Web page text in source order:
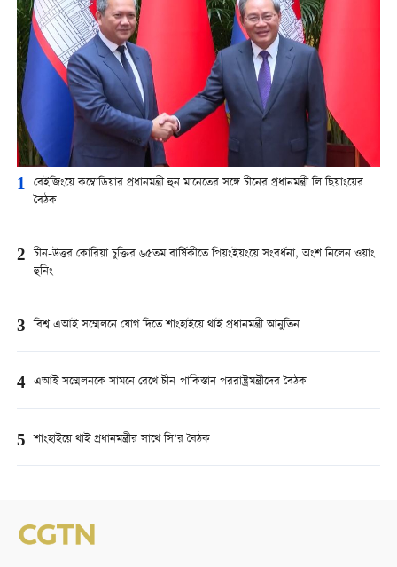
1 বেইজিংয়ে কম্বোডিয়ার প্রধানমন্ত্রী হুন মানেতের সঙ্গে চীনের প্রধানমন্ত্রী লি ছিয়াংয়ের
বৈঠক
2 চীন-উত্তর কোরিয়া চুক্তির ৬৫তম বার্ষিকীতে পিয়ংইয়ংয়ে সংবর্ধনা, অংশ নিলেন ওয়াং
হুনিং
3 বিশ্ব এআই সম্মেলনে যোগ দিতে শাংহাইয়ে থাই প্রধানমন্ত্রী আনুতিন
4 এআই সম্মেলনকে সামনে রেখে চীন-পাকিস্তান পররাষ্ট্রমন্ত্রীদের বৈঠক
5 শাংহাইয়ে থাই প্রধানমন্ত্রীর সাথে সি’র বৈঠক